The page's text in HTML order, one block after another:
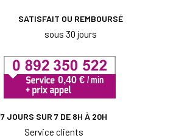
SATISFAIT OU REMBOURSÉ
sous 30 jours
7 JOURS SUR 7 DE 8H À 20H
Service clients